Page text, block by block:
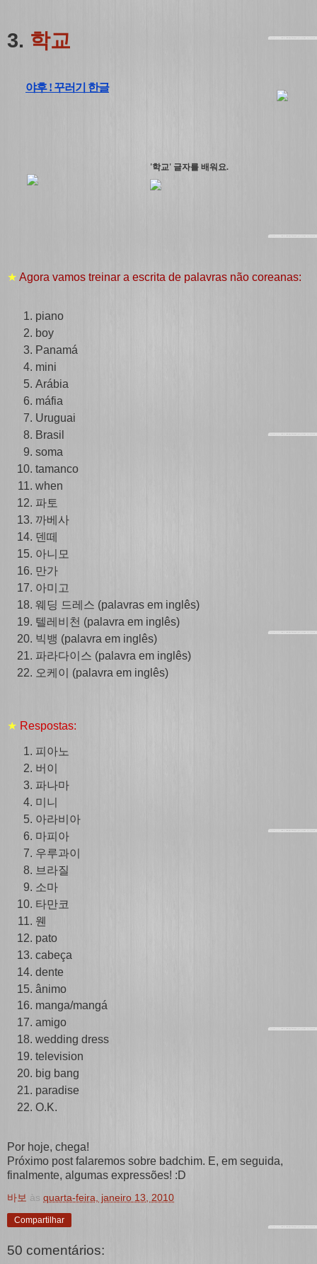
3. 학교
야후 ! 꾸러기 한글
'학교' 글자를 배워요.
★ Agora vamos treinar a escrita de palavras não coreanas:
piano
boy
Panamá
mini
Arábia
máfia
Uruguai
Brasil
soma
tamanco
when
파토
까베사
덴떼
아니모
만가
아미고
웨딩 드레스 (palavras em inglês)
텔레비천 (palavra em inglês)
빅뱅 (palavra em inglês)
파라다이스 (palavra em inglês)
오케이 (palavra em inglês)
★ Respostas:
피아노
버이
파나마
미니
아라비아
마피아
우루과이
브라질
소마
타만코
웬
pato
cabeça
dente
ânimo
manga/mangá
amigo
wedding dress
television
big bang
paradise
O.K.
Por hoje, chega!
Próximo post falaremos sobre badchim. E, em seguida,
finalmente, algumas expressões! :D
바보 às quarta-feira, janeiro 13, 2010
Compartilhar
50 comentários: